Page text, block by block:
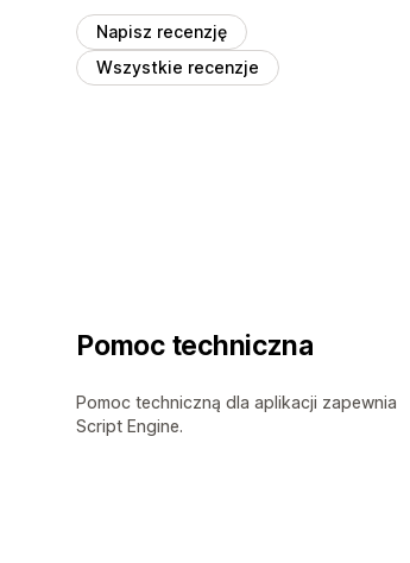
Napisz recenzję
Wszystkie recenzje
Pomoc techniczna
Pomoc techniczną dla aplikacji zapewnia
Script Engine.